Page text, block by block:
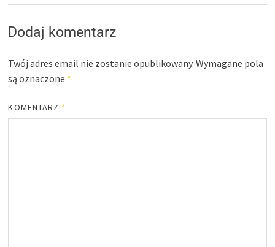
Dodaj komentarz
Twój adres email nie zostanie opublikowany. Wymagane pola
są oznaczone *
KOMENTARZ *